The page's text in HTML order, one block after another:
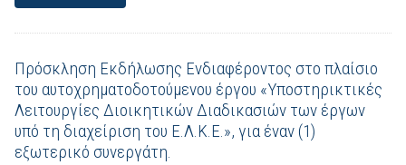
Πρόσκληση Εκδήλωσης Ενδιαφέροντος στο πλαίσιο
του αυτοχρηματοδοτούμενου έργου «Υποστηρικτικές
Λειτουργίες Διοικητικών Διαδικασιών των έργων
υπό τη διαχείριση του Ε.Λ.Κ.Ε.», για έναν (1)
εξωτερικό συνεργάτη.